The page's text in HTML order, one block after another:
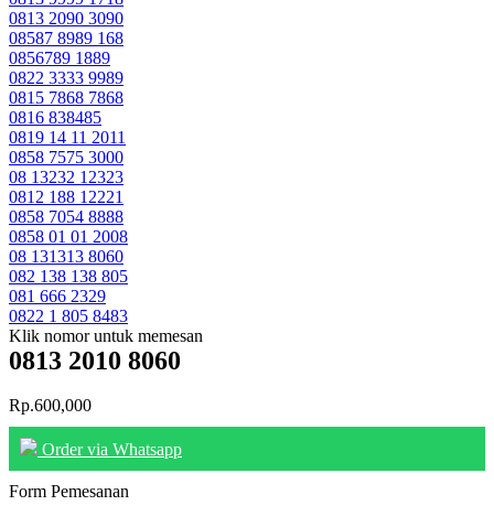
0813 2090 3090
08587 8989 168
0856789 1889
0822 3333 9989
0815 7868 7868
0816 838485
0819 14 11 2011
0858 7575 3000
08 13232 12323
0812 188 12221
0858 7054 8888
0858 01 01 2008
08 131313 8060
082 138 138 805
081 666 2329
0822 1 805 8483
Klik nomor untuk memesan
0813 2010 8060
Rp.600,000
Order via Whatsapp
Form Pemesanan